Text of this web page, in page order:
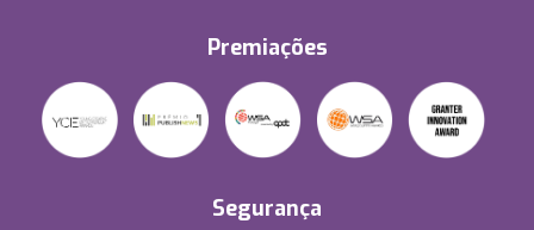
Premiações
Segurança